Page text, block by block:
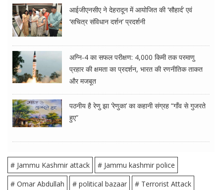
आईजीएनसीए ने देहरादून में आयोजित की ‘सौहार्द’ एवं
‘सचित्र संविधान दर्शन’ प्रदर्शनी
अग्नि-4 का सफल परीक्षण: 4,000 किमी तक परमाणु
प्रहार की क्षमता का प्रदर्शन, भारत की रणनीतिक ताकत
और मजबूत
पठनीय है रेणु झा ‘रेणुका’ का कहानी संग्रह “गाँव से गुजरते
हुए”
# Jammu Kashmir attack
# Jammu kashmir police
# Omar Abdullah
# political bazaar
# Terrorist Attack